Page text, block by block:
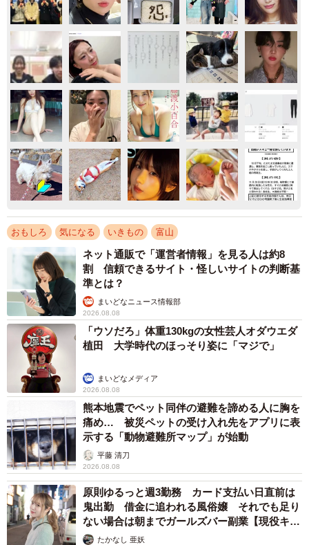
おもしろ 気になる いきもの 富山
ネット通販で「運営者情報」を見る人は約8
割 信頼できるサイト・怪しいサイトの判断基
準とは？
まいどなニュース情報部
2026.08.08
「ウソだろ」体重130kgの女性芸人オダウエダ
植田 大学時代のほっそり姿に「マジで」
まいどなメディア
2026.08.08
熊本地震でペット同伴の避難を諦める人に胸を
痛め… 被災ペットの受け入れ先をアプリに表
示する「動物避難所マップ」が始動
平藤 清刀
2026.08.08
原則ゆるっと週3勤務 カード支払い日直前は
鬼出勤 借金に追われる風俗嬢 それでも足り
ない場合は朝までガールズバー副業【現役キャ
ストに取材】
たかなし 亜妖